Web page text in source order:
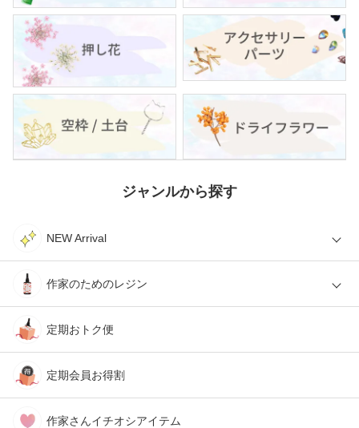
ジャンルから探す
NEW Arrival
作家のためのレジン
定期おトク便
定期会員お得割
作家さんイチオシアイテム